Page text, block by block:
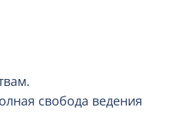
свобода ведения